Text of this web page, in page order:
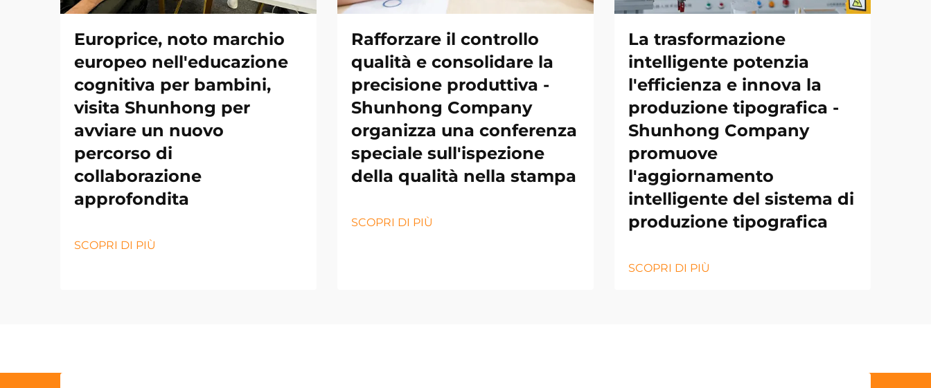
Europrice, noto marchio
europeo nell'educazione
cognitiva per bambini,
visita Shunhong per
avviare un nuovo
percorso di
collaborazione
approfondita
SCOPRI DI PIÙ
Rafforzare il controllo
qualità e consolidare la
precisione produttiva -
Shunhong Company
organizza una conferenza
speciale sull'ispezione
della qualità nella stampa
SCOPRI DI PIÙ
La trasformazione
intelligente potenzia
l'efficienza e innova la
produzione tipografica -
Shunhong Company
promuove
l'aggiornamento
intelligente del sistema di
produzione tipografica
SCOPRI DI PIÙ